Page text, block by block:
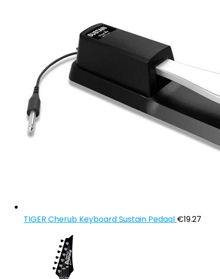
TIGER Cherub Keyboard Sustain Pedaal €19.27